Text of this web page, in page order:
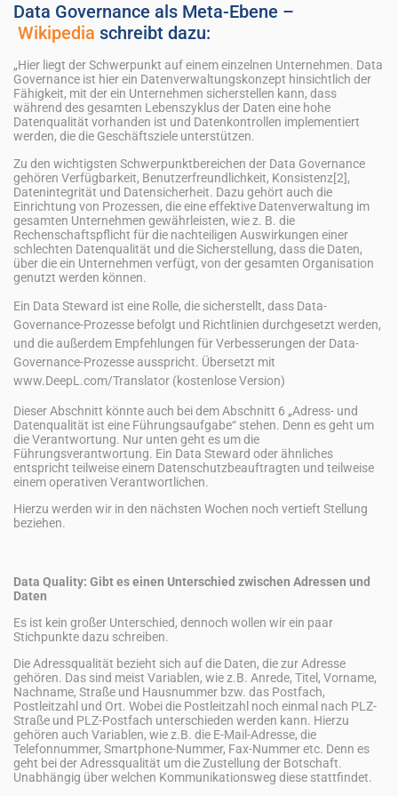
Data Governance als Meta-Ebene –
Wikipedia schreibt dazu:
„Hier liegt der Schwerpunkt auf einem einzelnen Unternehmen. Data
Governance ist hier ein Datenverwaltungskonzept hinsichtlich der
Fähigkeit, mit der ein Unternehmen sicherstellen kann, dass
während des gesamten Lebenszyklus der Daten eine hohe
Datenqualität vorhanden ist und Datenkontrollen implementiert
werden, die die Geschäftsziele unterstützen.
Zu den wichtigsten Schwerpunktbereichen der Data Governance
gehören Verfügbarkeit, Benutzerfreundlichkeit, Konsistenz[2],
Datenintegrität und Datensicherheit. Dazu gehört auch die
Einrichtung von Prozessen, die eine effektive Datenverwaltung im
gesamten Unternehmen gewährleisten, wie z. B. die
Rechenschaftspflicht für die nachteiligen Auswirkungen einer
schlechten Datenqualität und die Sicherstellung, dass die Daten,
über die ein Unternehmen verfügt, von der gesamten Organisation
genutzt werden können.
Ein Data Steward ist eine Rolle, die sicherstellt, dass Data-
Governance-Prozesse befolgt und Richtlinien durchgesetzt werden,
und die außerdem Empfehlungen für Verbesserungen der Data-
Governance-Prozesse ausspricht. Übersetzt mit
www.DeepL.com/Translator (kostenlose Version)
Dieser Abschnitt könnte auch bei dem Abschnitt 6 „Adress- und
Datenqualität ist eine Führungsaufgabe“ stehen. Denn es geht um
die Verantwortung. Nur unten geht es um die
Führungsverantwortung. Ein Data Steward oder ähnliches
entspricht teilweise einem Datenschutzbeauftragten und teilweise
einem operativen Verantwortlichen.
Hierzu werden wir in den nächsten Wochen noch vertieft Stellung
beziehen.
Data Quality: Gibt es einen Unterschied zwischen Adressen und
Daten
Es ist kein großer Unterschied, dennoch wollen wir ein paar
Stichpunkte dazu schreiben.
Die Adressqualität bezieht sich auf die Daten, die zur Adresse
gehören. Das sind meist Variablen, wie z.B. Anrede, Titel, Vorname,
Nachname, Straße und Hausnummer bzw. das Postfach,
Postleitzahl und Ort. Wobei die Postleitzahl noch einmal nach PLZ-
Straße und PLZ-Postfach unterschieden werden kann. Hierzu
gehören auch Variablen, wie z.B. die E-Mail-Adresse, die
Telefonnummer, Smartphone-Nummer, Fax-Nummer etc. Denn es
geht bei der Adressqualität um die Zustellung der Botschaft.
Unabhängig über welchen Kommunikationsweg diese stattfindet.